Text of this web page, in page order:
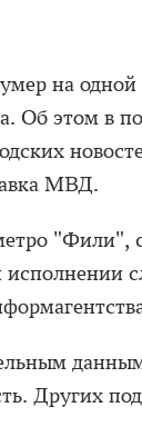
на
Об этом в
МВД.
"Фили",
исполнении
Других